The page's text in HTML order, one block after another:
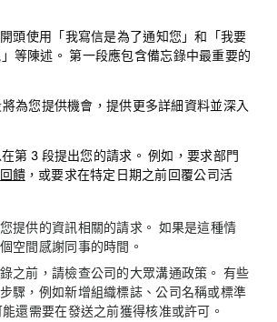
開頭使用「我寫信是為了通知您」和「我要
等陳述。 第一段應包含備忘錄中最重要的
將為您提供機會，提供更多詳細資料並深入
在第 3 段提出您的請求。 例如，要求部門
饋，或要求在特定日期之前回覆公司活
提供的資訊相關的請求。 如果是這種情
空間感謝同事的時間。
之前，請檢查公司的大眾溝通政策。 有些
驟，例如新增組織標誌、公司名稱或標準
還需要在發送之前獲得核准或許可。